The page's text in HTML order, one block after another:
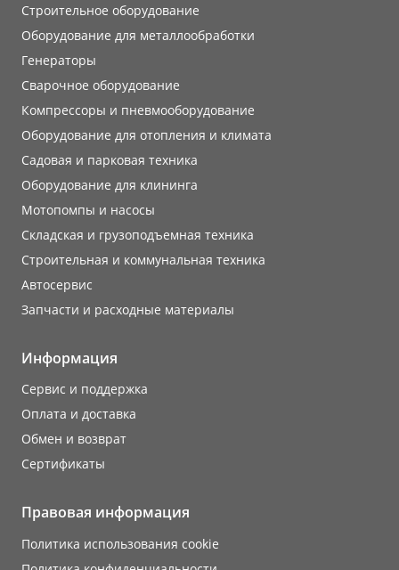
Строительное оборудование
Оборудование для металлообработки
Генераторы
Сварочное оборудование
Компрессоры и пневмооборудование
Оборудование для отопления и климата
Садовая и парковая техника
Оборудование для клининга
Мотопомпы и насосы
Складская и грузоподъемная техника
Строительная и коммунальная техника
Автосервис
Запчасти и расходные материалы
Информация
Сервис и поддержка
Оплата и доставка
Обмен и возврат
Сертификаты
Правовая информация
Политика использования cookie